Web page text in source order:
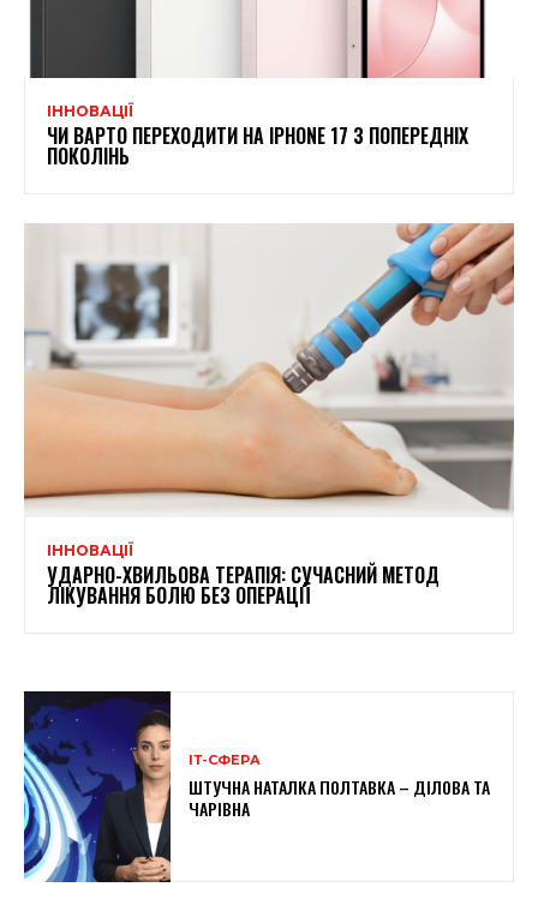
ІННОВАЦІЇ
ЧИ ВАРТО ПЕРЕХОДИТИ НА IPHONE 17 З ПОПЕРЕДНІХ
ПОКОЛІНЬ
ІННОВАЦІЇ
УДАРНО-ХВИЛЬОВА ТЕРАПІЯ: СУЧАСНИЙ МЕТОД
ЛІКУВАННЯ БОЛЮ БЕЗ ОПЕРАЦІЇ
ІТ-СФЕРА
ШТУЧНА НАТАЛКА ПОЛТАВКА – ДІЛОВА ТА
ЧАРІВНА